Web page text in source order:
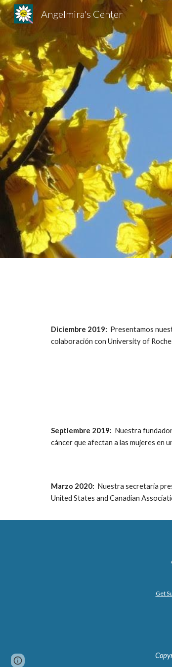
Angelmira's Center
Diciembre 2019: Presentamos
colaboración con University of
Septiembre 2019: Nuestra
cáncer que afectan a las mujeres en
Marzo 2020: Nuestra secretaria
United States and Canadian
Get